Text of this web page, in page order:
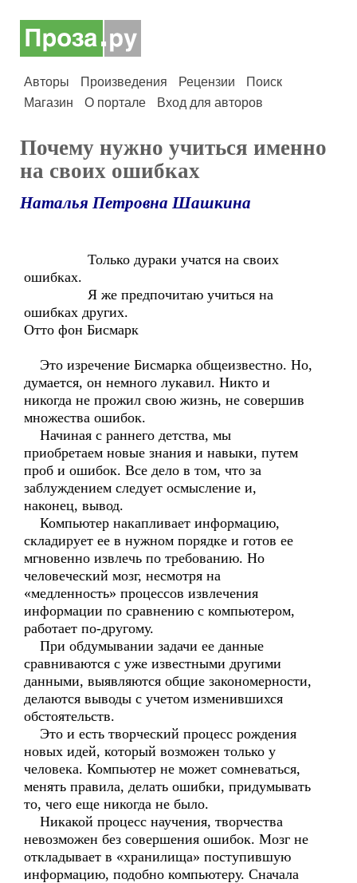
Авторы Произведения Рецензии
Поиск
Магазин
О портале Вход для авторов
Почему нужно учиться именно
на своих ошибках
Наталья Петровна Шашкина
Только дураки учатся на своих
ошибках.
Я же предпочитаю учиться на
ошибках других.
Отто фон Бисмарк
Это изречение Бисмарка общеизвестно. Но,
думается, он немного лукавил. Никто и
никогда не прожил свою жизнь, не совершив
множества ошибок.
Начиная с раннего детства, мы
приобретаем новые знания и навыки, путем
проб и ошибок. Все дело в том, что за
заблуждением следует осмысление и,
наконец, вывод.
Компьютер накапливает информацию,
складирует ее в нужном порядке и готов ее
мгновенно извлечь по требованию. Но
человеческий мозг, несмотря на
«медленность» процессов извлечения
информации по сравнению с компьютером,
работает по-другому.
При обдумывании задачи ее данные
сравниваются с уже известными другими
данными, выявляются общие закономерности,
делаются выводы с учетом изменившихся
обстоятельств.
Это и есть творческий процесс рождения
новых идей, который возможен только у
человека. Компьютер не может сомневаться,
менять правила, делать ошибки, придумывать
то, чего еще никогда не было.
Никакой процесс научения, творчества
невозможен без совершения ошибок. Мозг не
откладывает в «хранилища» поступившую
информацию, подобно компьютеру. Сначала